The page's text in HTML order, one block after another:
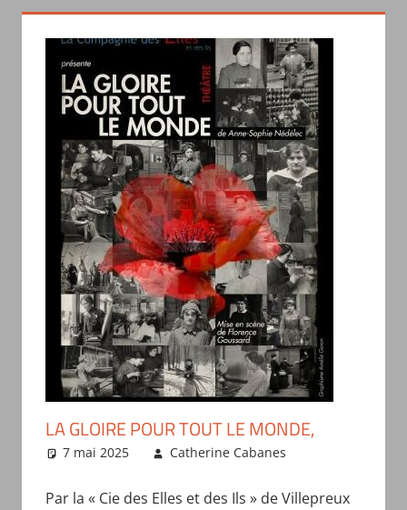
LA GLOIRE POUR TOUT LE MONDE,
7 mai 2025 Catherine Cabanes
Par la « Cie des Elles et des Ils » de Villepreux